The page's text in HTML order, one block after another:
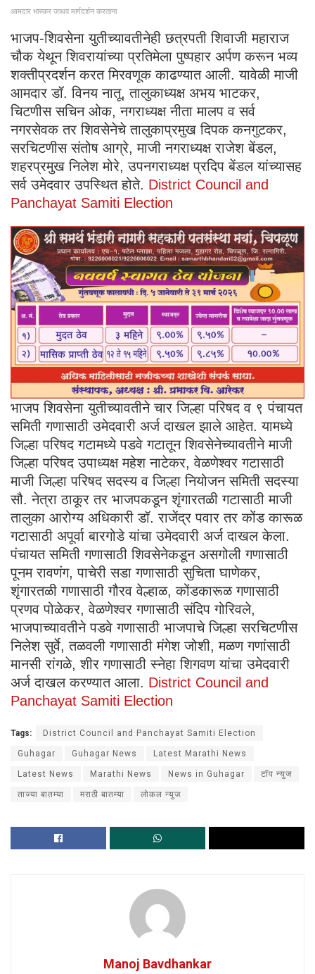
आमदार भास्कर जाधव मार्गदर्शन करताना
भाजप-शिवसेना युतीच्यावतीनेही छत्रपती शिवाजी महाराज
चौक येथून शिवरायांच्या प्रतिमेला पुष्पहार अर्पण करून भव्य
शक्तीप्रदर्शन करत मिरवणूक काढण्यात आली. यावेळी माजी
आमदार डॉ. विनय नातू, तालुकाध्यक्ष अभय भाटकर,
चिटणीस सचिन ओक, नगराध्यक्ष नीता मालप व सर्व
नगरसेवक तर शिवसेनेचे तालुकाप्रमुख दिपक कनगुटकर,
सरचिटणीस संतोष आग्रे, माजी नगराध्यक्ष राजेश बेंडल,
शहरप्रमुख निलेश मोरे, उपनगराध्यक्ष प्रदिप बेंडल यांच्यासह
सर्व उमेदवार उपस्थित होते. District Council and
Panchayat Samiti Election
भाजप शिवसेना युतीच्यावतीने चार जिल्हा परिषद व ९ पंचायत
समिती गणासाठी उमेदवारी अर्ज दाखल झाले आहेत. यामध्ये
जिल्हा परिषद गटामध्ये पडवे गटातून शिवसेनेच्यावतीने माजी
जिल्हा परिषद उपाध्यक्ष महेश नाटेकर, वेळणेश्वर गटासाठी
माजी जिल्हा परिषद सदस्य व जिल्हा नियोजन समिती सदस्या
सौ. नेत्रा ठाकूर तर भाजपकडून शृंगारतळी गटासाठी माजी
तालुका आरोग्य अधिकारी डॉ. राजेंद्र पवार तर कोंड कारूळ
गटासाठी अपूर्वा बारगोडे यांचा उमेदवारी अर्ज दाखल केला.
पंचायत समिती गणासाठी शिवसेनेकडून असगोली गणासाठी
पूनम रावणंग, पाचेरी सडा गणासाठी सुचिता घाणेकर,
शृंगारतळी गणासाठी गौरव वेल्हाळ, कोंडकारूळ गणासाठी
प्रणव पोळेकर, वेळणेश्वर गणासाठी संदिप गोरिवले,
भाजपाच्यावतीने पडवे गणासाठी भाजपाचे जिल्हा सरचिटणीस
निलेश सुर्वे, तळवली गणासाठी मंगेश जोशी, मळण गणांसाठी
मानसी रांगळे, शीर गणासाठी स्नेहा शिगवण यांचा उमेदवारी
अर्ज दाखल करण्यात आला. District Council and
Panchayat Samiti Election
Tags: District Council and Panchayat Samiti Election
Guhagar Guhagar News Latest Marathi News
Latest News Marathi News News in Guhagar टॉप न्युज
ताज्या बातम्या मराठी बातम्या लोकल न्युज
Manoj Bavdhankar